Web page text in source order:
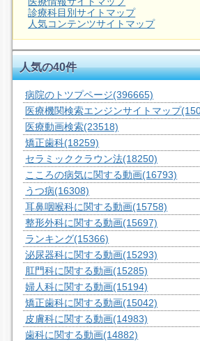
診療科目別サイトマップ
人気コンテンツサイトマップ
人気の40件
病院のトツプページ(396665)
医療機関検索エンジンサイトマップ
医療動画検索(23518)
矯正歯科(18259)
セラミッククラウン法(18250)
こころの病気に関する動画(16793)
うつ病(16308)
耳鼻咽喉科に関する動画(15758)
整形外科に関する動画(15697)
ランキング(15366)
泌尿器科に関する動画(15293)
肛門科に関する動画(15285)
婦人科に関する動画(15194)
矯正歯科に関する動画(15042)
皮膚科に関する動画(14983)
歯科に関する動画(14882)